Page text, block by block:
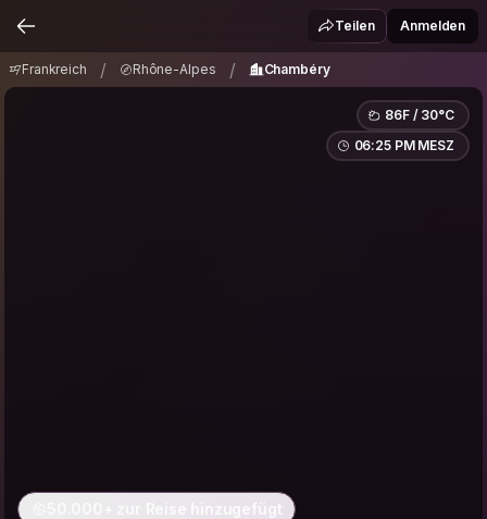
Chambéry
Teilen Anmelden
Frankreich / Rhône-Alpes / Chambéry
86F / 30°C
06:25 PM MESZ
50.000+ zur Reise hinzugefügt